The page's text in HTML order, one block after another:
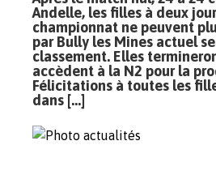
Andelle, les filles à deux
championnat ne peuvent
par Bully les Mines actuel
classement. Elles
accèdent à la N2 pour la
Félicitations à toutes les
dans […]